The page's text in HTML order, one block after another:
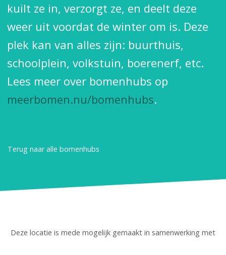
kuilt ze in, verzorgt ze, en deelt deze
weer uit voordat de winter om is. Deze
plek kan van alles zijn: buurthuis,
schoolplein, volkstuin, boerenerf, etc.
Lees meer over bomenhubs op
meerbomen.nu/bomenhubs.
Terug naar alle bomenhubs
Deze locatie is mede mogelijk gemaakt in samenwerking met